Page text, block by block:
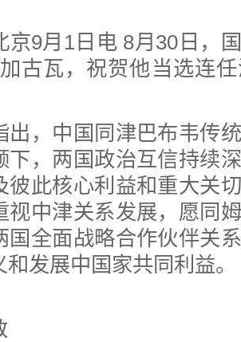
9月1日电 8月30日，国
古瓦，祝贺他当选连
，中国同津巴布韦传统
下，两国政治互信持续
彼此核心利益和重大关
视中津关系发展，愿同
国全面战略合作伙伴关
发展中国家共同利益。